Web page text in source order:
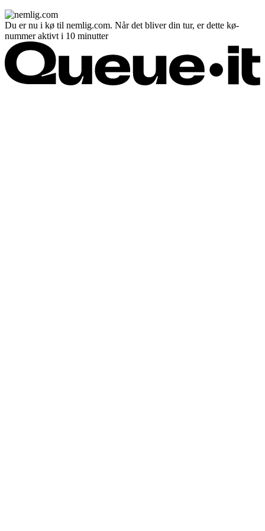
Du er nu i kø til nemlig.com. Når det bliver din tur, er dette kø-
nummer aktivt i 10 minutter